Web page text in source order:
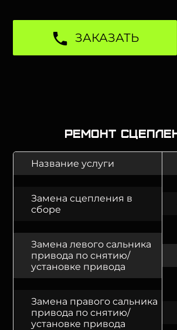
ЗАКАЗАТЬ
Ремонт
Название услуги
Замена сцепления в
сборе
Замена левого сальника
привода по снятию/
установке привода
Замена правого сальника
привода по снятию/
установке привода